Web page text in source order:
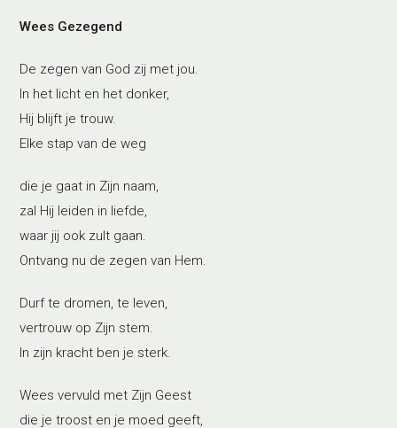
Wees Gezegend
De zegen van God zij met jou.
In het licht en het donker,
Hij blijft je trouw.
Elke stap van de weg
die je gaat in Zijn naam,
zal Hij leiden in liefde,
waar jij ook zult gaan.
Ontvang nu de zegen van Hem.
Durf te dromen, te leven,
vertrouw op Zijn stem.
In zijn kracht ben je sterk.
Wees vervuld met Zijn Geest
die je troost en je moed geeft,